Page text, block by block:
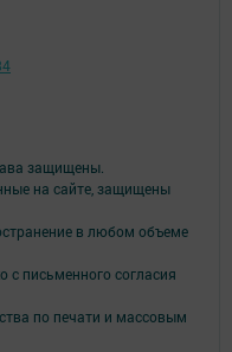
защищены.
на сайте, защищены
в любом объеме
с письменного согласия
по печати и массовым